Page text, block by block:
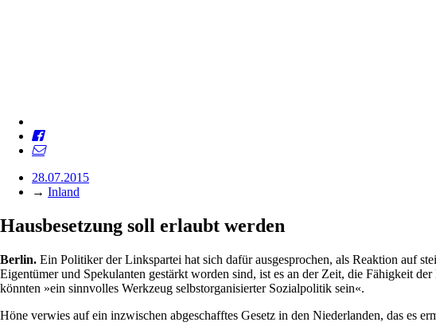
28.07.2015
→ Inland
Hausbesetzung soll erlaubt werden
Berlin. Ein Politiker der Linkspartei hat sich dafür ausgesprochen, als Reaktion auf
Eigentümer und Spekulanten gestärkt worden sind, ist es an der Zeit, die Fähigkeit
könnten »ein sinnvolles Werkzeug selbstorganisierter Sozialpolitik sein«.
Höne verwies auf ein inzwischen abgeschafftes Gesetz in den Niederlanden, das es